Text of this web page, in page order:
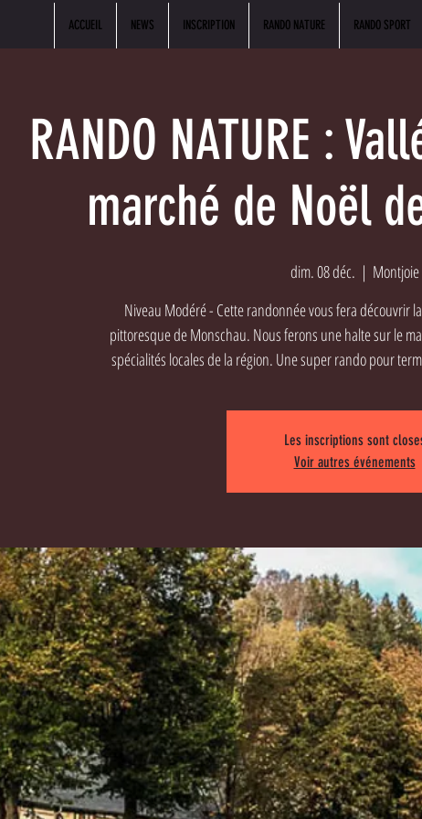
ACCUEIL NEWS INSCRIPTION RANDO NATURE RANDO SPORT
RANDO NATURE :
marché de Noël
dim. 08 déc.
  |
Montjoie
Niveau Modéré - Cette randonnée vous fera découvrir
pittoresque de Monschau. Nous ferons une halte sur le
spécialités locales de la région. Une super rando pour
Les inscriptions sont
Voir autres événements